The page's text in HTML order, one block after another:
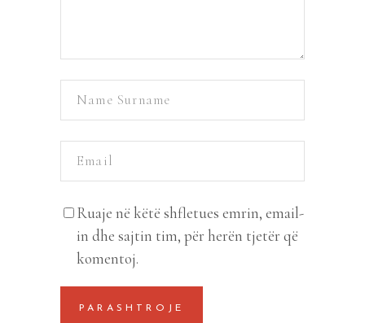
Ruaje në këtë shfletues emrin, email-
in dhe sajtin tim, për herën tjetër që
komentoj.